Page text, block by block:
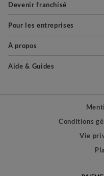
Devenir franchisé
Pour les entreprises
À propos
Aide & Guides
Conditions
Vie